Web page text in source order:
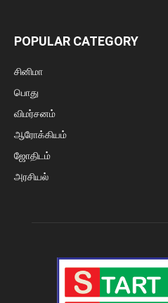
POPULAR CATEGORY
சினிமா
பொது
விமர்சனம்
ஆரோக்கியம்
ஜோதிடம்
அரசியல்